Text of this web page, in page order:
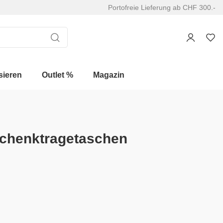
Portofreie Lieferung ab CHF 300.-
Outlet % Magazin